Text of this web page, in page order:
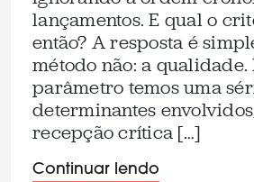
lançamentos. E qual o
então? A resposta é
método não: a qualidade.
parâmetro temos uma
determinantes
recepção crítica […]
Continuar lendo